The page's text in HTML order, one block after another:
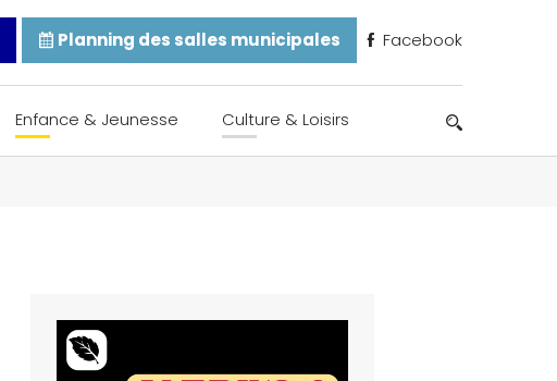
Planning des salles municipales Facebook
Enfance & Jeunesse Culture & Loisirs